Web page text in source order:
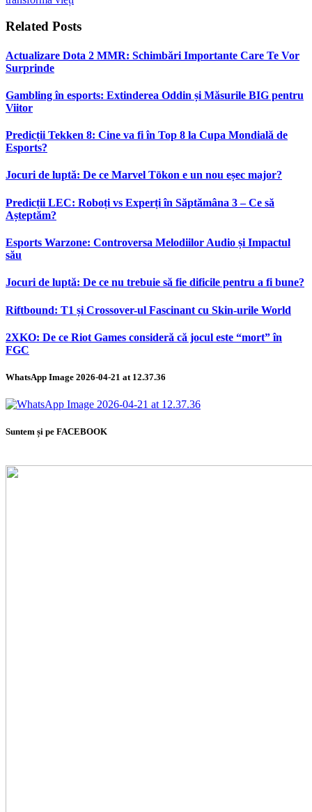
Related Posts
Actualizare Dota 2 MMR: Schimbări Importante Care Te Vor
Surprinde
Gambling în esports: Extinderea Oddin și Măsurile BIG pentru
Viitor
Predicții Tekken 8: Cine va fi în Top 8 la Cupa Mondială de
Esports?
Jocuri de luptă: De ce Marvel Tōkon e un nou eșec major?
Predicții LEC: Roboți vs Experți în Săptămâna 3 – Ce să
Așteptăm?
Esports Warzone: Controversa Melodiilor Audio și Impactul
său
Jocuri de luptă: De ce nu trebuie să fie dificile pentru a fi bune?
Riftbound: T1 și Crossover-ul Fascinant cu Skin-urile World
2XKO: De ce Riot Games consideră că jocul este “mort” în
FGC
WhatsApp Image 2026-04-21 at 12.37.36
Suntem și pe FACEBOOK